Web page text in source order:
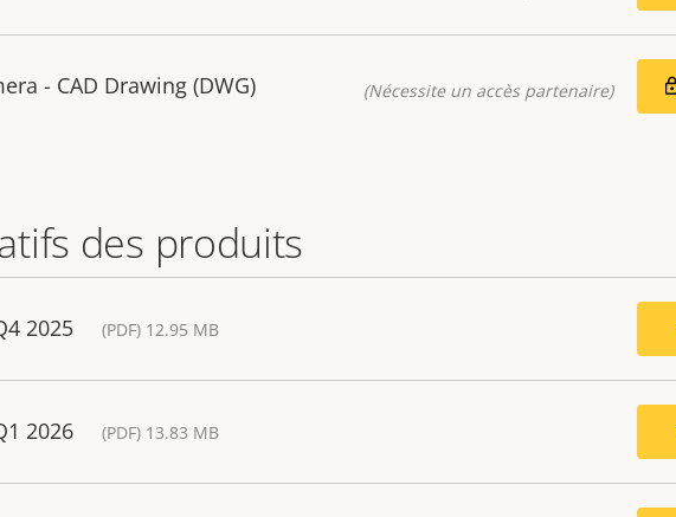
- CAD Drawing (DWG) (Nécessite un accès partenaire)
des produits
2025 (PDF) 12.95 MB
2026 (PDF) 13.83 MB